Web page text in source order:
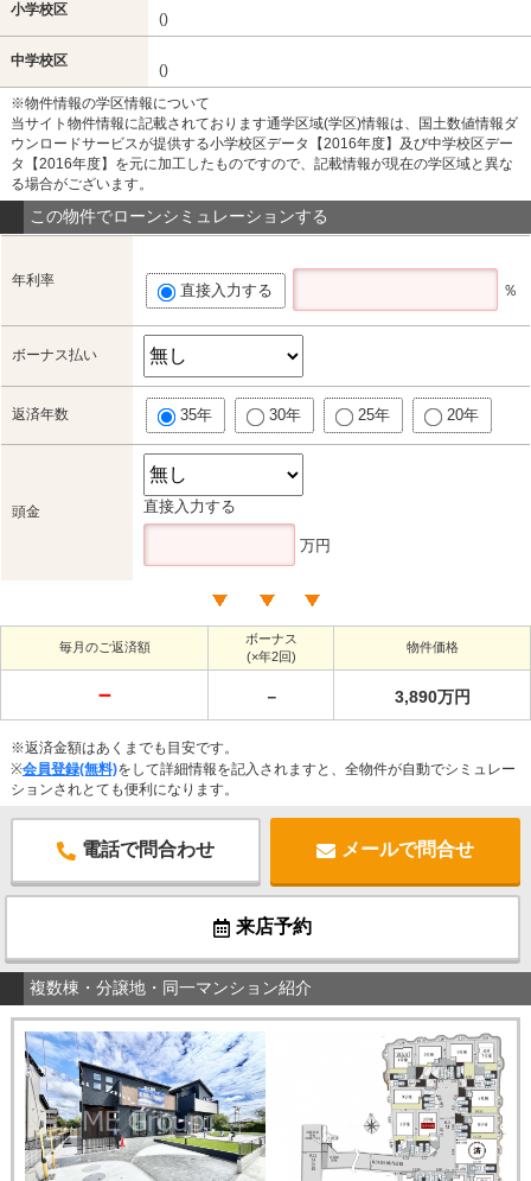
小学校区
()
中学校区
()
※物件情報の学区情報について
当サイト物件情報に記載されております通学区域(学区)情報は、国土数値情報ダ
ウンロードサービスが提供する小学校区データ【2016年度】及び中学校区デー
タ【2016年度】を元に加工したものですので、記載情報が現在の学区域と異な
る場合がございます。
この物件でローンシミュレーションする
年利率
直接入力する ％
ボーナス払い
返済年数 35年 30年 25年 20年
頭金 直接入力する
万円
毎月のご返済額
ボーナス
(×年2回)
物件価格
－ － 3,890万円
※返済金額はあくまでも目安です。
※会員登録(無料)をして詳細情報を記入されますと、全物件が自動でシミュレー
ションされとても便利になります。
電話で問合わせ メールで問合せ
来店予約
複数棟・分譲地・同一マンション紹介